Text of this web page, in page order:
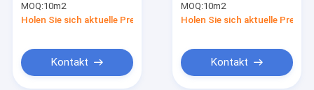
Fireproof
MOQ:10m2
Holen Sie sich aktuelle Preis
Kontakt
Drahtgewebe-Mesh
Eco Facade
MOQ:10m2
Holen Sie sich aktuelle Preis
Kontakt